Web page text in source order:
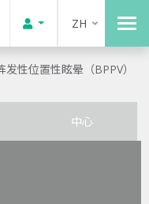
ZH
发性位置性眩晕（BPPV）
中心